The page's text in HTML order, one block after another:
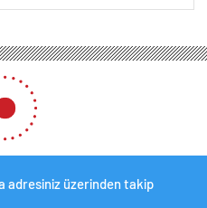
İşte piyasanın tahmini
gözü faiz